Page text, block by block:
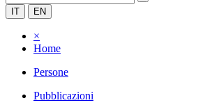
IT EN
×
Home
Persone
Pubblicazioni